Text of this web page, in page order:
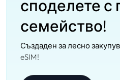
споделете с
семейство!
Създаден за лесно
eSIM!